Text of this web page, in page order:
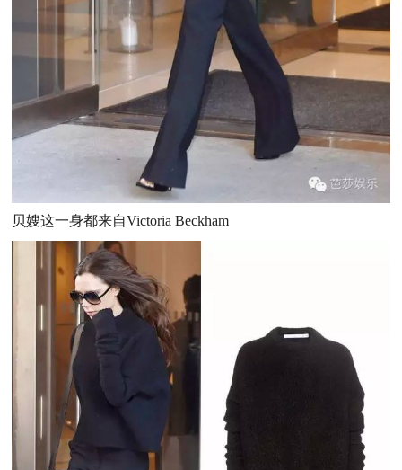
贝嫂这一身都来自Victoria Beckham